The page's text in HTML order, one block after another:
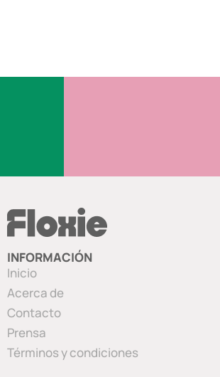
INFORMACIÓN
Inicio
Acerca de
Contacto
Prensa
Términos y condiciones